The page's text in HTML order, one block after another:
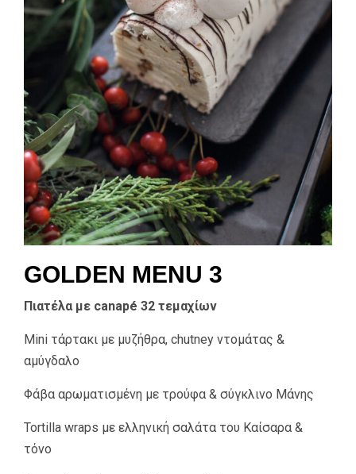
GOLDEN MENU 3
Πιατέλα με canapé 32 τεμαχίων
Mini τάρτακι με μυζήθρα, chutney ντομάτας &
αμύγδαλο
Φάβα αρωματισμένη με τρούφα & σύγκλινο Μάνης
Tortilla wraps με ελληνική σαλάτα του Καίσαρα &
τόνο